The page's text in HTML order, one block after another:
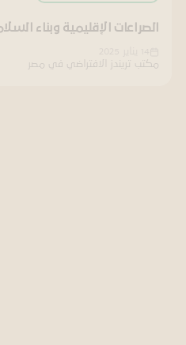
الصراعات الإقليمية وبناء
مكتب تريندز الافتراضي في مصر